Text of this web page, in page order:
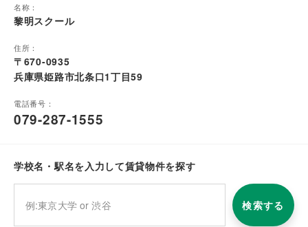
名称：
黎明スクール
住所：
〒670-0935
兵庫県姫路市北条口1丁目59
電話番号：
079-287-1555
学校名・駅名を入力して賃貸物件を探す
検索する